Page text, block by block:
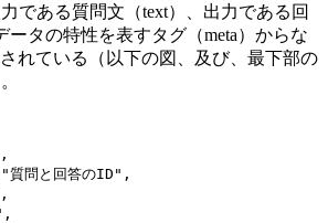
である質問文（text）、出力である回
ータの特性を表すタグ（meta）からな
れている（以下の図、及び、最下部の
,
"質問と回答のID" ,
,
,